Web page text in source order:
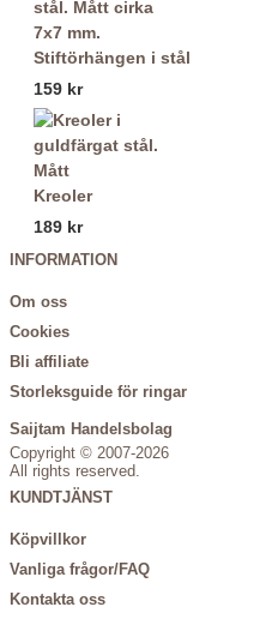
Stiftörhängen i stål
159 kr
Kreoler
189 kr
INFORMATION
Om oss
Cookies
Bli affiliate
Storleksguide för ringar
Saijtam Handelsbolag
Copyright © 2007-2026
All rights reserved.
KUNDTJÄNST
Köpvillkor
Vanliga frågor/FAQ
Kontakta oss